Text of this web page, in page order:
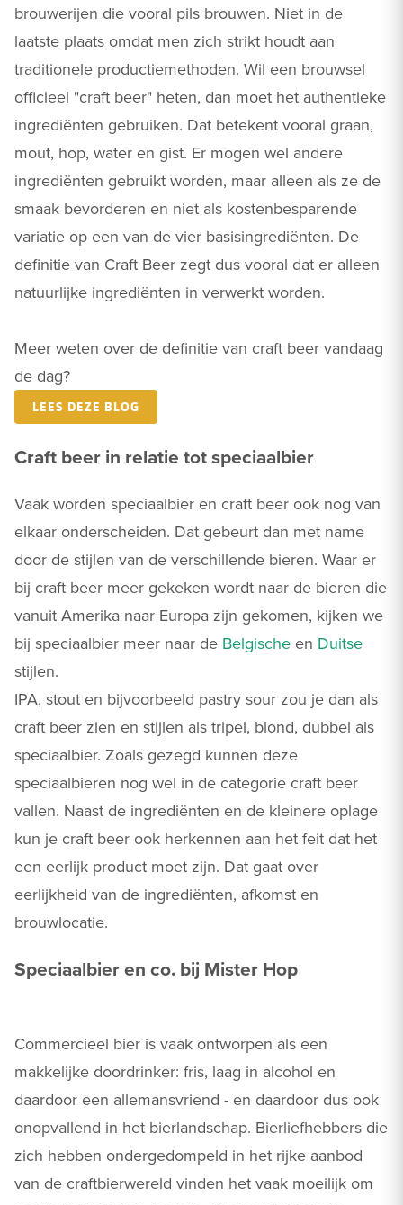
brouwerijen die vooral pils brouwen. Niet in de
laatste plaats omdat men zich strikt houdt aan
traditionele productiemethoden. Wil een brouwsel
officieel "craft beer" heten, dan moet het authentieke
ingrediënten gebruiken. Dat betekent vooral graan,
mout, hop, water en gist. Er mogen wel andere
ingrediënten gebruikt worden, maar alleen als ze de
smaak bevorderen en niet als kostenbesparende
variatie op een van de vier basisingrediënten. De
definitie van Craft Beer zegt dus vooral dat er alleen
natuurlijke ingrediënten in verwerkt worden.
Meer weten over de definitie van craft beer vandaag
de dag?
LEES DEZE BLOG
Craft beer in relatie tot speciaalbier
Vaak worden speciaalbier en craft beer ook nog van
elkaar onderscheiden. Dat gebeurt dan met name
door de stijlen van de verschillende bieren. Waar er
bij craft beer meer gekeken wordt naar de bieren die
vanuit Amerika naar Europa zijn gekomen, kijken we
bij speciaalbier meer naar de Belgische en Duitse
stijlen.
IPA, stout en bijvoorbeeld pastry sour zou je dan als
craft beer zien en stijlen als tripel, blond, dubbel als
speciaalbier. Zoals gezegd kunnen deze
speciaalbieren nog wel in de categorie craft beer
vallen. Naast de ingrediënten en de kleinere oplage
kun je craft beer ook herkennen aan het feit dat het
een eerlijk product moet zijn. Dat gaat over
eerlijkheid van de ingrediënten, afkomst en
brouwlocatie.
Speciaalbier en co. bij Mister Hop
Commercieel bier is vaak ontworpen als een
makkelijke doordrinker: fris, laag in alcohol en
daardoor een allemansvriend - en daardoor dus ook
onopvallend in het bierlandschap. Bierliefhebbers die
zich hebben ondergedompeld in het rijke aanbod
van de craftbierwereld vinden het vaak moeilijk om